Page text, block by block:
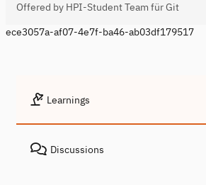
Offered by HPI-Student Team für Git
ece3057a-af07-4e7f-ba46-ab03df179517
Learnings
Discussions